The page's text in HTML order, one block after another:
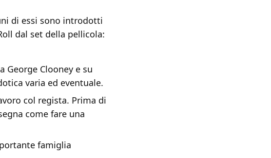
di essi sono introdotti
dal set della pellicola:
Clooney e su
varia ed eventuale.
col regista. Prima di
come fare una
famiglia